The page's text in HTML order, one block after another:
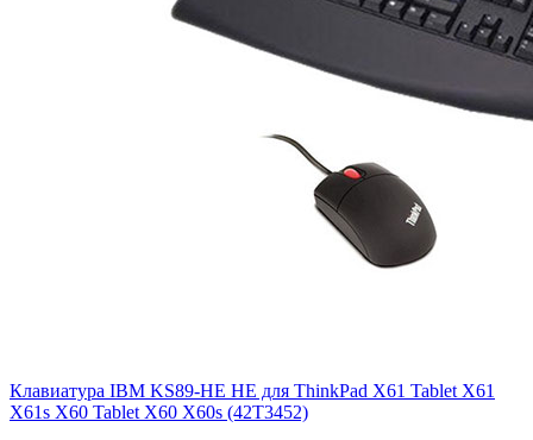
Клавиатура IBM KS89-HE HE для ThinkPad X61 Tablet X61
X61s X60 Tablet X60 X60s (42T3452)